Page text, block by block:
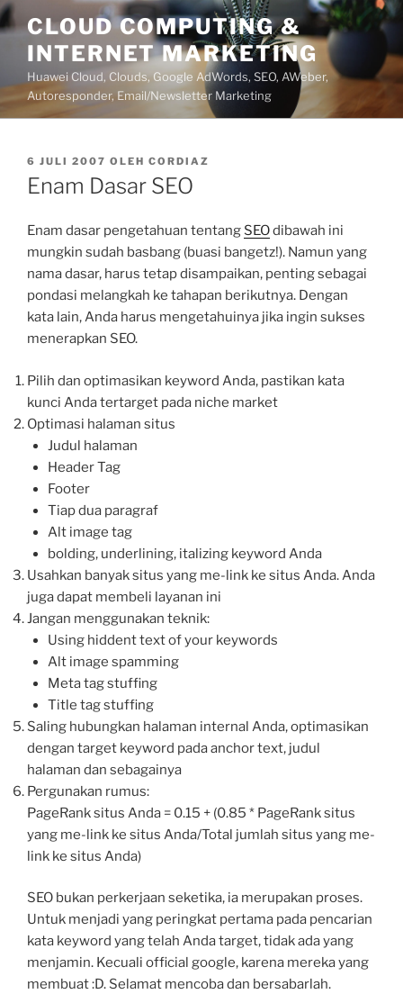
Lompat
ke
konten
CLOUD COMPUTING &
INTERNET MARKETING
Huawei Cloud, Clouds, Google AdWords, SEO, AWeber,
Autoresponder, Email/Newsletter Marketing
DIPOSKAN
PADA
6 JULI 2007 OLEH CORDIAZ
Enam Dasar SEO
Enam dasar pengetahuan tentang SEOdibawah ini
mungkin sudah basbang (buasi bangetz!). Namun yang
nama dasar, harus tetap disampaikan, penting sebagai
pondasi melangkah ke tahapan berikutnya. Dengan
kata lain, Anda harus mengetahuinya jika ingin sukses
menerapkan SEO.
Pilih dan optimasikan keyword Anda, pastikan kata
kunci Anda tertarget pada niche market
Optimasi halaman situs
Judul halaman
Header Tag
Footer
Tiap dua paragraf
Alt image tag
bolding, underlining, italizing keyword Anda
Usahkan banyak situs yang me-link ke situs Anda. Anda
juga dapat membeli layanan ini
Jangan menggunakan teknik:
Using hiddent text of your keywords
Alt image spamming
Meta tag stuffing
Title tag stuffing
Saling hubungkan halaman internal Anda, optimasikan
dengan target keyword pada anchor text, judul
halaman dan sebagainya
Pergunakan rumus:
PageRank situs Anda = 0.15 + (0.85 * PageRank situs
yang me-link ke situs Anda/Total jumlah situs yang me-
link ke situs Anda)
SEO bukan perkerjaan seketika, ia merupakan proses.
Untuk menjadi yang peringkat pertama pada pencarian
kata keyword yang telah Anda target, tidak ada yang
menjamin. Kecuali official google, karena mereka yang
membuat :D. Selamat mencoba dan bersabarlah.